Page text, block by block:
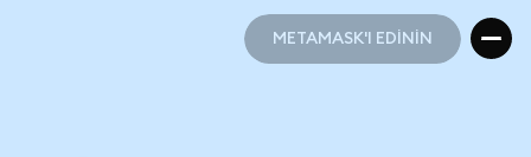
METAMASK'I EDİNİN